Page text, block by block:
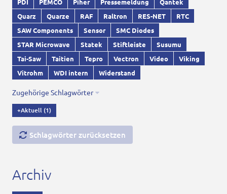
PDI PEMCO Piher Pressemeldung
Qantek
Quarz
Quarze RAF Raltron RES-NET
RTC
SAW Components
Sensor
SMC Diodes
STAR Microwave
Statek Stiftleiste
Susumu
Tai-Saw
Taitien Tepro Vectron Video
Viking
Vitrohm
WDI intern Widerstand
Zugehörige Schlagwörter
+Aktuell (1)
Schlagwörter zurücksetzen
Archiv